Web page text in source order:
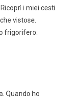
i miei cesti
vistose.
frigorifero:
Quando ho